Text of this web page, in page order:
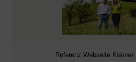
Referenz Webseite Krämer